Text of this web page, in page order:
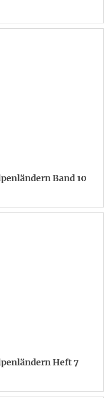
Band 10
Heft 7